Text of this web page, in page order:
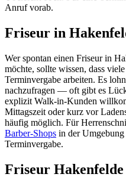
Anruf vorab.
Friseur in
Wer spontan einen Friseur in
möchte, sollte wissen, dass
Terminvergabe arbeiten. Es
nachzufragen — oft gibt es
explizit Walk-in-Kunden
Mittagszeit oder kurz vor
häufig möglich. Für
Barber-Shops in der
Terminvergabe.
Friseur Hakenfelde